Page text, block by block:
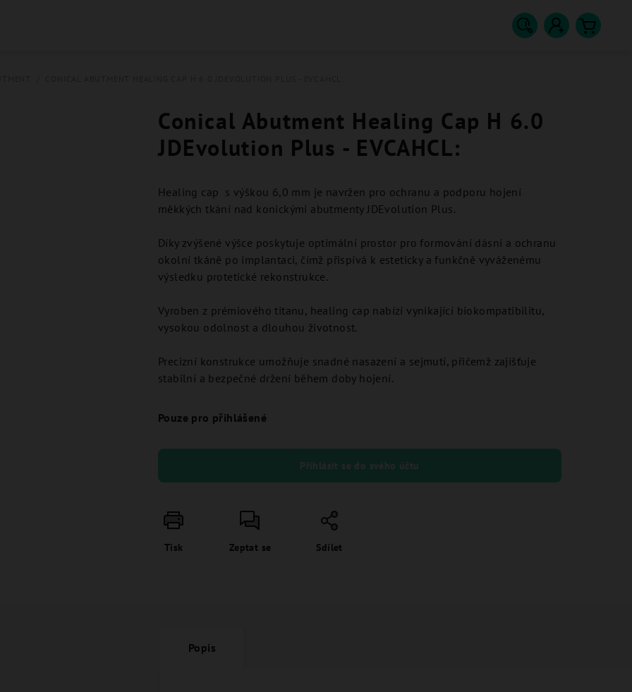
Conical Abutment Healing Cap H 6.0
JDEvolution Plus - EVCAHCL:
Healing cap s výškou 6,0 mm je navržen pro ochranu a podporu hojení
měkkých tkání nad konickými abutmenty JDEvolution Plus.
Díky zvýšené výšce poskytuje optimální prostor pro formování dásní a ochranu
okolní tkáně po implantaci, čímž přispívá k esteticky a funkčně vyváženému
výsledku protetické rekonstrukce.
Vyroben z prémiového titanu, healing cap nabízí vynikající biokompatibilitu,
vysokou odolnost a dlouhou životnost.
Precizní konstrukce umožňuje snadné nasazení a sejmutí, přičemž zajišťuje
stabilní a bezpečné držení během doby hojení.
Pouze pro přihlášené
Přihlásit se do svého účtu
Tisk Zeptat se Sdílet
Popis